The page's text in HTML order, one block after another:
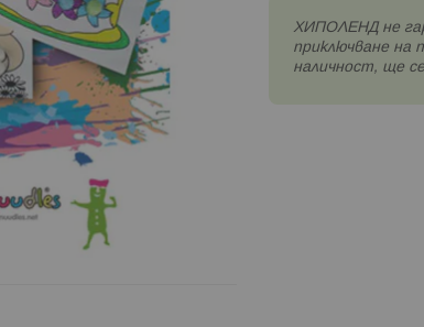
XИПОЛЕНД не
приключване на
наличност, ще